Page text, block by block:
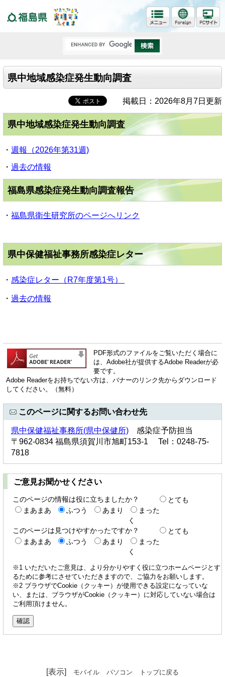
県中地域感染症発生動向調査
掲載日：2026年8月7日更新
県中地域感染症発生動向調査
・ 週報（2026年第31週)
・ 過去の情報
福島県感染症発生動向調査報告
・ 福島県衛生研究所のページへリンク
県中保健福祉事務所感染症レター
・ 感染症レター（R7年度第1号）
・ 過去の情報
PDF形式のファイルをご覧いただく場合に
は、Adobe社が提供するAdobe Readerが必
要です。
Adobe Readerをお持ちでない方は、バナーのリンク先からダウンロード
してください。（無料）
このページに関するお問い合わせ先
県中保健福祉事務所(県中保健所) 感染症予防担当
〒962-0834 福島県須賀川市旭町153-1 Tel：0248-75-
7818
ご意見お聞かせください
このページの情報は役に立ちましたか？
とても
まあまあ
ふつう あまり
まった
く
このページは見つけやすかったですか？
とても
まあまあ
ふつう あまり
まった
く
※1 いただいたご意見は、より分かりやすく役に立つホームページとす
るために参考にさせていただきますので、ご協力をお願いします。
※2 ブラウザでCookie（クッキー）が使用できる設定になっていな
い、または、ブラウザがCookie（クッキー）に対応していない場合は
ご利用頂けません。
[表示] モバイル パソコン トップに戻る